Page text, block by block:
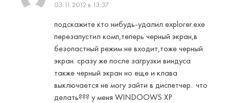
03.11.2012 в 13:37
подскажите кто нибудь-удалил explorer.exe
перезапустил комп,теперь черный экран,в
безопастный режим не входит,тоже черный
экран. сразу же после загрузки виндуса
также черный экран но еще и клава
выключается не могу зайти в диспетчер.. что
делать??? у меня WINDOOWS XP